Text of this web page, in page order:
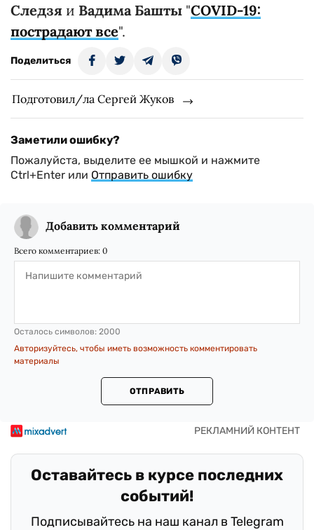
Следзя и Вадима Башты "COVID-19:
пострадают все".
Поделиться
Подготовил/ла Сергей Жуков
Заметили ошибку?
Пожалуйста, выделите ее мышкой и нажмите
Ctrl+Enter или Отправить ошибку
Добавить комментарий
Всего комментариев: 0
Осталось символов: 2000
Авторизуйтесь, чтобы иметь возможность комментировать
материалы
ОТПРАВИТЬ
Оставайтесь в курсе последних
событий!
Подписывайтесь на наш канал в Telegram